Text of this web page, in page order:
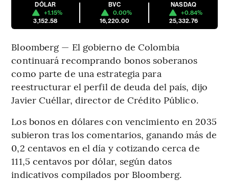
DÓLAR
+1.15%
3,152.58
BVC
0.00%
16,220.00
NASDAQ
+0.84%
25,332.76
Bloomberg — El gobierno de Colombia
continuará recomprando bonos soberanos
como parte de una estrategia para
reestructurar el perfil de deuda del país, dijo
Javier Cuéllar, director de Crédito Público.
Los bonos en dólares con vencimiento en 2035
subieron tras los comentarios, ganando más de
0,2 centavos en el día y cotizando cerca de
111,5 centavos por dólar, según datos
indicativos compilados por Bloomberg.